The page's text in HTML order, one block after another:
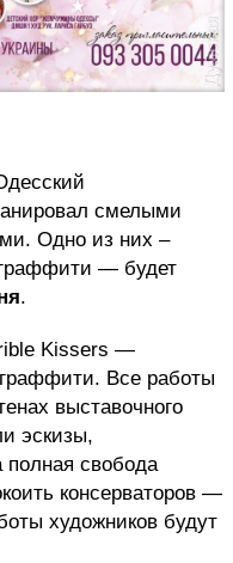
смелыми
Одно из них –
граффити — будет
.
Kissers —
Все работы
выставочного
эскизы,
полная свобода
консерваторов —
художников будут